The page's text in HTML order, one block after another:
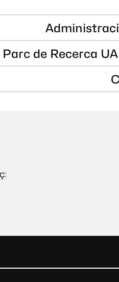
Parc de Recerca